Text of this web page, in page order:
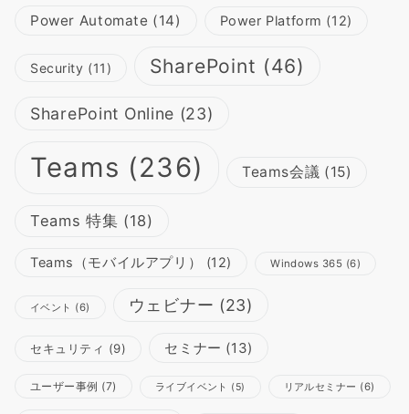
Power Automate (14) Power Platform (12)
Security (11) SharePoint (46)
SharePoint Online (23)
Teams (236) Teams会議 (15)
Teams 特集 (18)
Teams（モバイルアプリ） (12) Windows 365 (6)
イベント (6) ウェビナー (23)
セキュリティ (9) セミナー (13)
ユーザー事例 (7) ライブイベント (5) リアルセミナー (6)